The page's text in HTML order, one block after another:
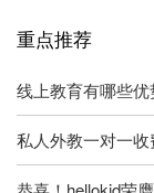
重点推荐
线上教育有哪些
私人外教一对一